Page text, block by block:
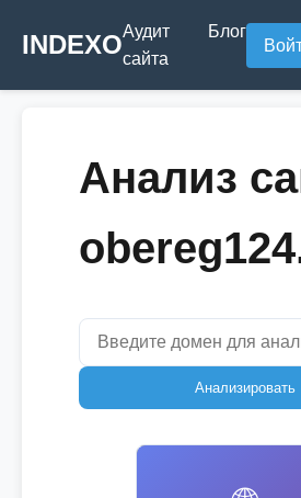
INDEXOАудит
сайта
Блог
Анализ
Анализировать